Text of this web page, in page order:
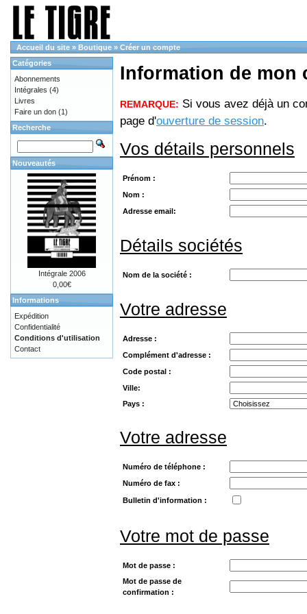
Accueil du site » Boutique » Créer un compte
Information de mon
REMARQUE: Si vous avez déjà un
page d'ouverture de session.
Vos détails personnels
Prénom :
Nom :
Adresse email:
Détails sociétés
Nom de la société :
Votre adresse
Adresse :
Complément d'adresse :
Code postal :
Ville:
Pays :
Votre adresse
Numéro de téléphone :
Numéro de fax :
Bulletin d'information :
Votre mot de passe
Mot de passe :
Mot de passe de
confirmation :
Catégories
Abonnements
Intégrales (4)
Livres
Faire un don (1)
Recherche
Nouveautés
Intégrale 2006
0,00€
Informations
Expédition
Confidentialité
Conditions d'utilisation
Contact